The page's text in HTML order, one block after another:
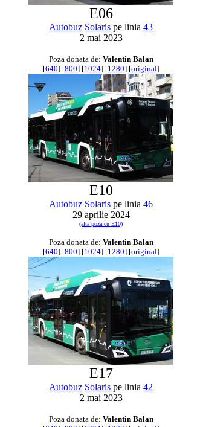
E06
Autobuz Solaris pe linia 43
2 mai 2023
Poza donata de: Valentin Balan
[640] [800] [1024] [1280] [original]
E10
Autobuz Solaris pe linia 46
29 aprilie 2024
(alta poza cu E10)
Poza donata de: Valentin Balan
[640] [800] [1024] [1280] [original]
E17
Autobuz Solaris pe linia 42
2 mai 2023
Poza donata de: Valentin Balan